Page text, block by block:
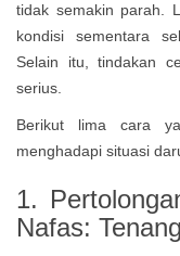
tidak semakin parah.
kondisi sementara
Selain itu, tindakan
serius.
Berikut lima cara
menghadapi situasi
1.
Nafas: